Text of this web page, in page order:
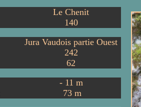
Le Chenit
140
Jura Vaudois partie Ouest
242
62
- 11 m
73 m